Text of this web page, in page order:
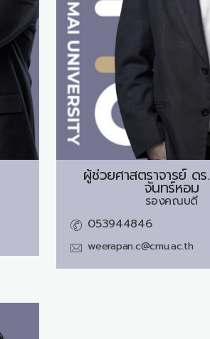
ผู้ช่วยศาสตราจารย์ ดร.
จันทร์หอม
รองคณบดี
053944846
weerapan.c@cmu.ac.th